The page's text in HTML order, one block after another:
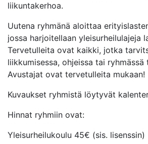
liikuntakerhoa.
Uutena ryhmänä aloittaa
jossa harjoitellaan yleisurheilulajeja
Tervetulleita ovat kaikki, jotka
liikkumisessa, ohjeissa tai ryhmässä
Avustajat ovat tervetulleita mukaan!
Kuvaukset ryhmistä löytyvät
Hinnat ryhmiin ovat:
Yleisurheilukoulu 45€ (sis. lisenssin)